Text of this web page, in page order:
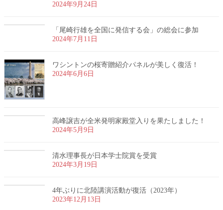
2024年9月24日
「尾崎行雄を全国に発信する会」の総会に参加
2024年7月11日
ワシントンの桜寄贈紹介パネルが美しく復活！
2024年6月6日
高峰譲吉が全米発明家殿堂入りを果たしました！
2024年5月9日
清水理事長が日本学士院賞を受賞
2024年3月19日
4年ぶりに北陸講演活動が復活（2023年）
2023年12月13日